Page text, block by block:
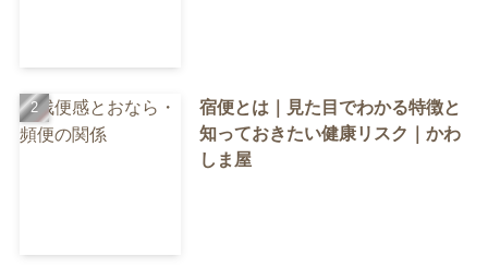
宿便とは｜見た目でわかる特徴と
知っておきたい健康リスク｜かわ
しま屋